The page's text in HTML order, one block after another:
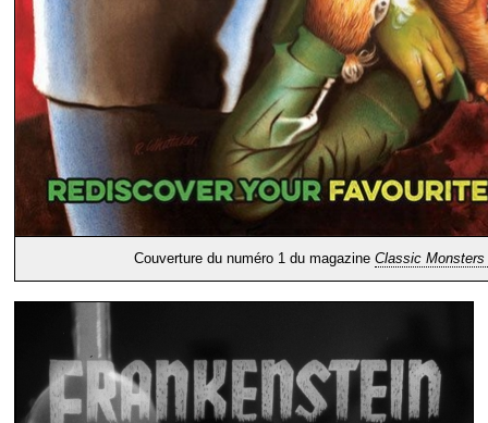
Couverture du numéro 1 du magazine Classic